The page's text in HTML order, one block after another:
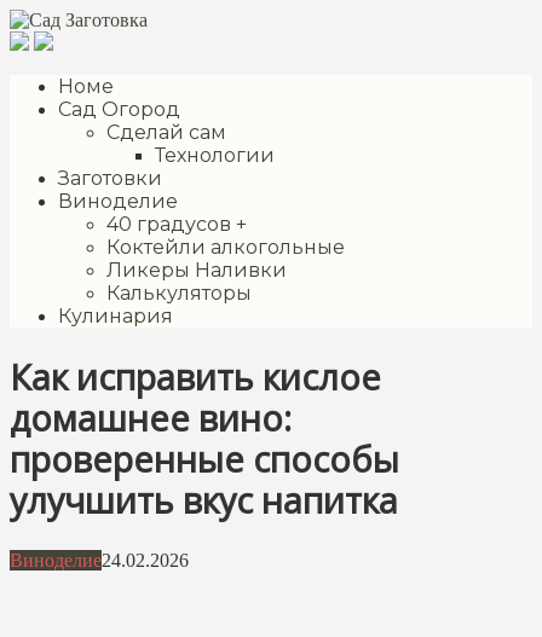
Перейти
к
Номе
Сад Огород
Сделай сам
Технологии
Заготовки
Виноделие
40 градусов +
Коктейли алкогольные
Ликеры Наливки
Калькуляторы
Кулинария
Как исправить кислое
домашнее вино:
проверенные способы
улучшить вкус напитка
Виноделие24.02.2026